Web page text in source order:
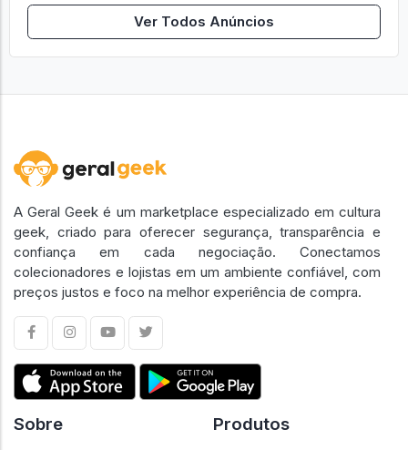
Ver Todos Anúncios
A Geral Geek é um marketplace especializado em cultura
geek, criado para oferecer segurança, transparência e
confiança em cada negociação. Conectamos
colecionadores e lojistas em um ambiente confiável, com
preços justos e foco na melhor experiência de compra.
Sobre Produtos